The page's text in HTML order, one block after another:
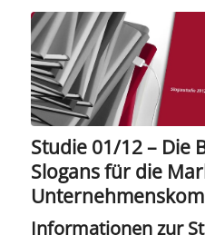
Studie 01/12 – Die
Slogans für die
Informationen zur